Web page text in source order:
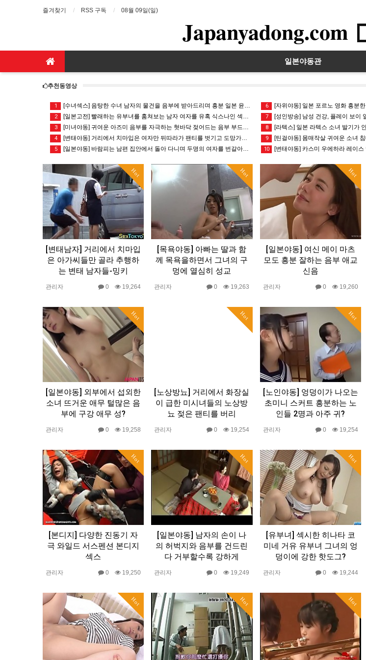
즐겨찾기 RSS 구독 08월 09일(일)
Japanyadong.com
일본야동관
추천동영상
1 [수녀섹스] 음탕한 수녀 남자의 물건을 음부에 받아드리며 흥분 일본 윤간 ?
2 [일본고전] 빨래하는 유부녀를 훔쳐보는 남자 여자를 유혹 식스나인 섹스를
3 [미녀야동] 귀여운 아즈미 음부를 자극하는 혓바닥 젖어드는 음부 부드러운
4 [변태야동] 거리에서 치마입은 여자만 뒤따라가 팬티를 벗기고 도망가는 변
5 [일본야동] 바람피는 남편 집안에서 돌아 다니며 두명의 여자를 번갈아가며
6 [자위야동] 일본 포르노 영화 흥분한
7 [성인방송] 남성 건강, 플레이 보이 일
8 [라텍스] 일본 라텍스 소녀 발기가 안
9 [틴걸야동] 몸매작살 귀여운 소녀 침
10 [변태야동] 카스미 우에하라 레이스
Hot
[변태남자] 거리에서 치마입
은 아가씨들만 골라 추행하
는 변태 남자들-밍키
관리자 0 19,264
Hot
[목욕야동] 아빠는 딸과 함
께 목욕을하면서 그녀의 구
멍에 열심히 성교
관리자 0 19,263
Hot
[일본야동] 여신 메이 마츠
모도 흥분 잘하는 음부 애교
신음
관리자 0 19,260
Hot
[일본야동] 외부에서 섭외한
소녀 뜨거운 애무 털많은 음
부에 구강 애무 성?
관리자 0 19,258
Hot
[노상방뇨] 거리에서 화장실
이 급한 미시녀들의 노상방
뇨 젖은 팬티를 버리
관리자 0 19,254
Hot
[노인야동] 엉덩이가 나오는
초미니 스커트 흥분하는 노
인들 2명과 아주 귀?
관리자 0 19,254
Hot
[본디지] 다양한 진동기 자
극 와일드 서스펜션 본디지
섹스
관리자 0 19,250
Hot
[일본야동] 남자의 손이 나
의 허벅지와 음부를 건드린
다 거부할수록 강하게
관리자 0 19,249
Hot
[유부녀] 섹시한 히나타 코
미네 거유 유부녀 그녀의 엉
덩이에 강한 핫도그?
관리자 0 19,244
Hot Hot Hot